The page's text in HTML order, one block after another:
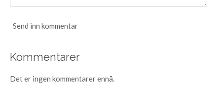
Send inn kommentar
Kommentarer
Det er ingen kommentarer ennå.